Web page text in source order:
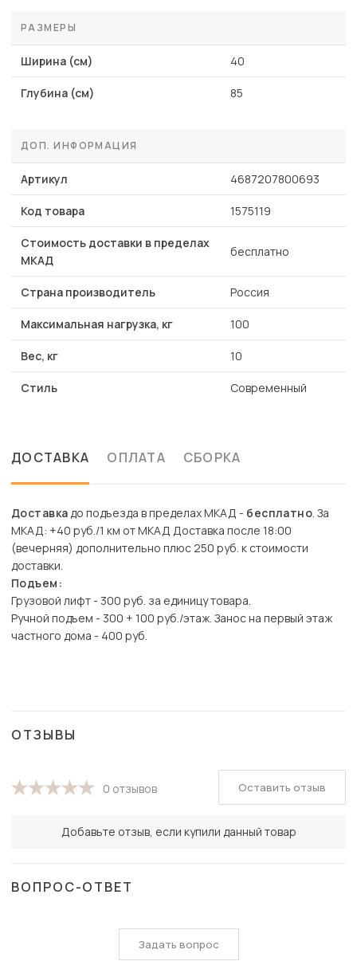
РАЗМЕРЫ
Ширина (см) 40
Глубина (см) 85
ДОП. ИНФОРМАЦИЯ
Артикул 4687207800693
Код товара 1575119
Стоимость доставки в пределах
МКАД
бесплатно
Страна производитель Россия
Максимальная нагрузка, кг 100
Вес, кг 10
Стиль Современный
ДОСТАВКА ОПЛАТА СБОРКА
Доставкадо подъезда в пределах МКАД - бесплатно. За
МКАД: +40 руб./1 км от МКАД Доставка после 18:00
(вечерняя) дополнительно плюс 250 руб. к стоимости
доставки.
Подъем:
Грузовой лифт - 300 руб. за единицу товара.
Ручной подъем - 300 + 100 руб./этаж. Занос на первый этаж
частного дома - 400 руб.
ОТЗЫВЫ
0 отзывов
Добавьте отзыв, если купили данный товар
Оставить отзыв
ВОПРОС-ОТВЕТ
Задать вопрос